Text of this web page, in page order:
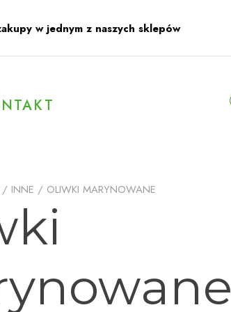
w jednym z naszych sklepów
/ INNE / OLIWKI MARYNOWANE